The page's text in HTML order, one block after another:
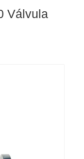
Válvula